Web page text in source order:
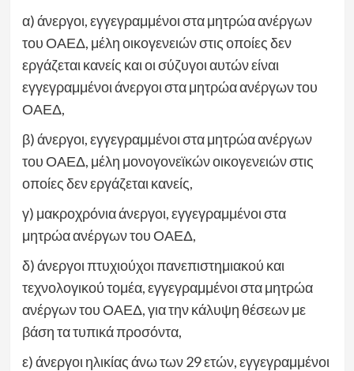
α) άνεργοι, εγγεγραμμένοι στα μητρώα ανέργων
του ΟΑΕΔ, μέλη οικογενειών στις οποίες δεν
εργάζεται κανείς και οι σύζυγοι αυτών είναι
εγγεγραμμένοι άνεργοι στα μητρώα ανέργων του
ΟΑΕΔ,
β) άνεργοι, εγγεγραμμένοι στα μητρώα ανέργων
του ΟΑΕΔ, μέλη μονογονεϊκών οικογενειών στις
οποίες δεν εργάζεται κανείς,
γ) μακροχρόνια άνεργοι, εγγεγραμμένοι στα
μητρώα ανέργων του ΟΑΕΔ,
δ) άνεργοι πτυχιούχοι πανεπιστημιακού και
τεχνολογικού τομέα, εγγεγραμμένοι στα μητρώα
ανέργων του ΟΑΕΔ, για την κάλυψη θέσεων με
βάση τα τυπικά προσόντα,
ε) άνεργοι ηλικίας άνω των 29 ετών, εγγεγραμμένοι